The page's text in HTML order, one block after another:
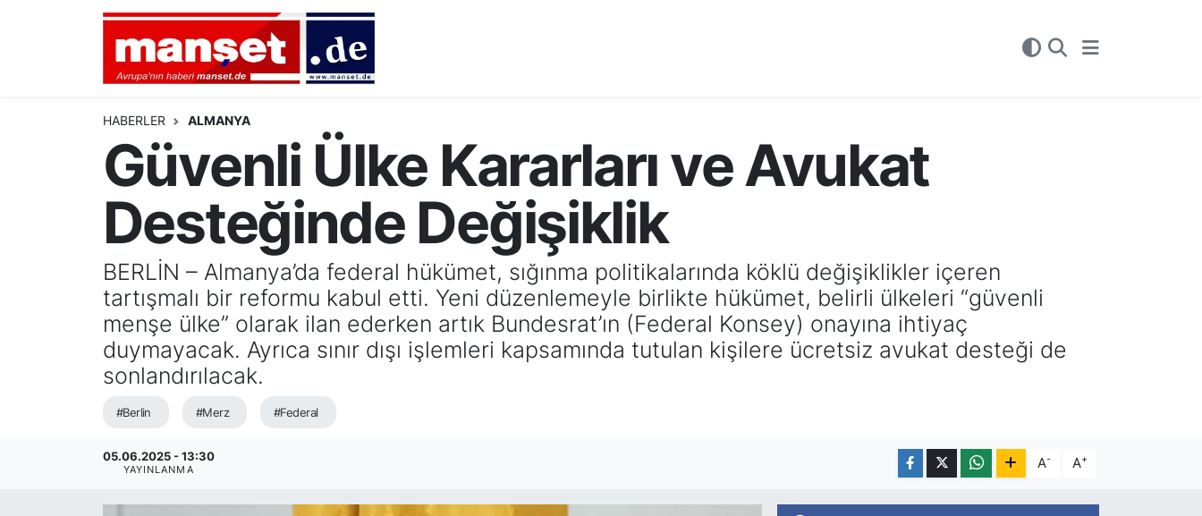
HABERLER ALMANYA
Güvenli Ülke Kararları ve Avukat
Desteğinde Değişiklik
BERLİN – Almanya’da federal hükümet, sığınma politikalarında köklü değişiklikler içeren
tartışmalı bir reformu kabul etti. Yeni düzenlemeyle birlikte hükümet, belirli ülkeleri “güvenli
menşe ülke” olarak ilan ederken artık Bundesrat’ın (Federal Konsey) onayına ihtiyaç
duymayacak. Ayrıca sınır dışı işlemleri kapsamında tutulan kişilere ücretsiz avukat desteği de
sonlandırılacak.
#Berlin #Merz #Federal
05.06.2025 - 13:30
YAYINLANMA A- A+
AVRUPA
ALMANYA
TÜRKİYE
DEUTSCH
EKONOMİ
Nöbetçi Eczaneler
Hava Durumu
Namaz Vakitleri
Trafik Durumu
Tüm Manşetler
Son Dakika Haberleri
Haber Arşivi